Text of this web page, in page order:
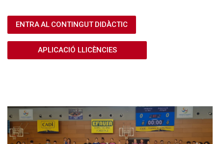
ENTRA AL CONTINGUT DIDÀCTIC
APLICACIÓ LLICÈNCIES